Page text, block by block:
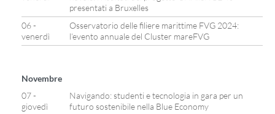
presentati a Bruxelles
06 -
venerdì
Osservatorio delle filiere marittime FVG 2024:
l’evento annuale del Cluster mareFVG
Novembre
07 -
giovedì
Navigando: studenti e tecnologia in gara per un
futuro sostenibile nella Blue Economy